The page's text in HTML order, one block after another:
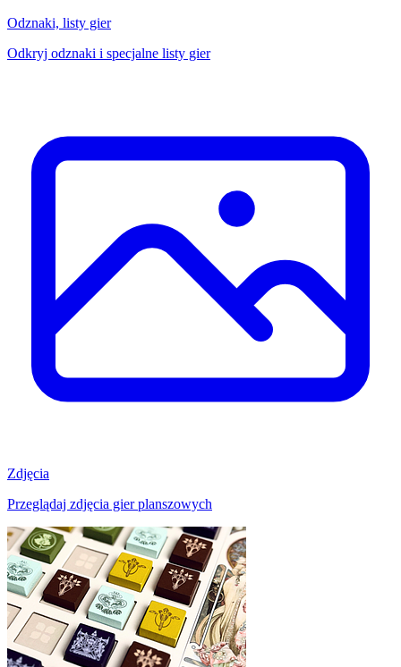
Odznaki, listy gier
Odkryj odznaki i specjalne listy gier
Zdjęcia
Przeglądaj zdjęcia gier planszowych